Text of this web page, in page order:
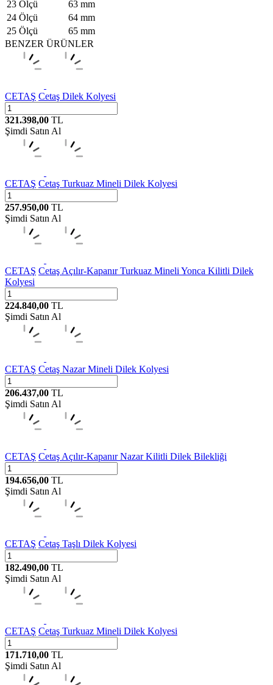
23 Ölçü
63 mm
24 Ölçü
64 mm
25 Ölçü
65 mm
BENZER ÜRÜNLER
CETAŞ Cetaş Dilek Kolyesi
321.398,00 TL
Şimdi Satın Al
CETAŞ Cetaş Turkuaz Mineli Dilek Kolyesi
257.950,00 TL
Şimdi Satın Al
CETAŞ Cetaş Açılır-Kapanır Turkuaz Mineli Yonca Kilitli Dilek
Kolyesi
224.840,00 TL
Şimdi Satın Al
CETAŞ Cetaş Nazar Mineli Dilek Kolyesi
206.437,00 TL
Şimdi Satın Al
CETAŞ Cetaş Açılır-Kapanır Nazar Kilitli Dilek Bilekliği
194.656,00 TL
Şimdi Satın Al
CETAŞ Cetaş Taşlı Dilek Kolyesi
182.490,00 TL
Şimdi Satın Al
CETAŞ Cetaş Turkuaz Mineli Dilek Kolyesi
171.710,00 TL
Şimdi Satın Al